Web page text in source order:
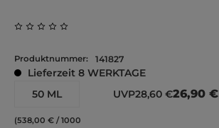
Produktnummer: 141827
Lieferzeit 8 WERKTAGE
50 ML
(538,00 € / 1000
UVP28,60 €26,90 €